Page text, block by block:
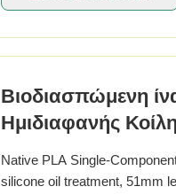
Βιοδιασπώμενη
Ημιδιαφανής
Μίας Χρήσης
Native PLA Single-
silicone oil treatment, 51mm